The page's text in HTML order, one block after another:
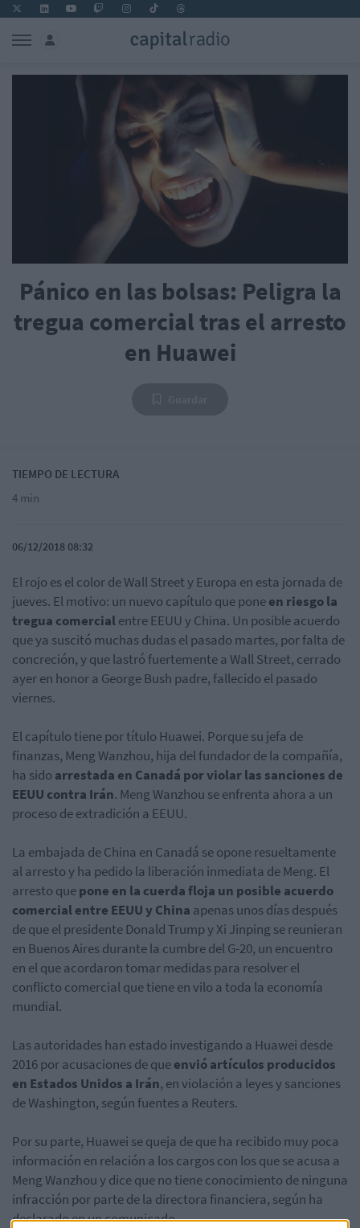
Pánico en las bolsas: Peligra la
tregua comercial tras el arresto
en Huawei
TIEMPO DE LECTURA
4 min
06/12/2018 08:32
El rojo es el color de Wall Street y Europa en esta jornada de
jueves. El motivo: un nuevo capítulo que poneen riesgo la
tregua comercialentre EEUU y China. Un posible acuerdo
que ya suscitó muchas dudas el pasado martes, por falta de
concreción, y que lastró fuertemente a Wall Street, cerrado
ayer en honor a George Bush padre, fallecido el pasado
viernes.
El capítulo tiene por título Huawei. Porque su jefa de
finanzas, Meng Wanzhou, hija del fundador de la compañía,
ha sido arrestada en Canadá por violar las sanciones de
EEUU contra Irán. Meng Wanzhou se enfrenta ahora a un
proceso de extradición a EEUU.
La embajada de China en Canadá se opone resueltamente
al arresto y ha pedido la liberación inmediata de Meng. El
arresto quepone en la cuerda floja un posible acuerdo
comercial entre EEUU y China apenas unos días después
de que el presidente Donald Trump y Xi Jinping se reunieran
en Buenos Aires durante la cumbre del G-20, un encuentro
en el que acordaron tomar medidas para resolver el
conflicto comercial que tiene en vilo a toda la economía
mundial.
Las autoridades han estado investigando a Huawei desde
2016 por acusaciones de queenvió artículos producidos
en Estados Unidos a Irán, en violación a leyes y sanciones
de Washington, según fuentes a Reuters.
Por su parte, Huawei se queja de que ha recibido muy poca
información en relación a los cargos con los que se acusa a
Meng Wanzhou y dice que no tiene conocimiento de ninguna
infracción por parte de la directora financiera, según ha
declarado en un comunicado.